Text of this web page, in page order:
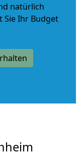
natürlich
Sie Ihr Budget